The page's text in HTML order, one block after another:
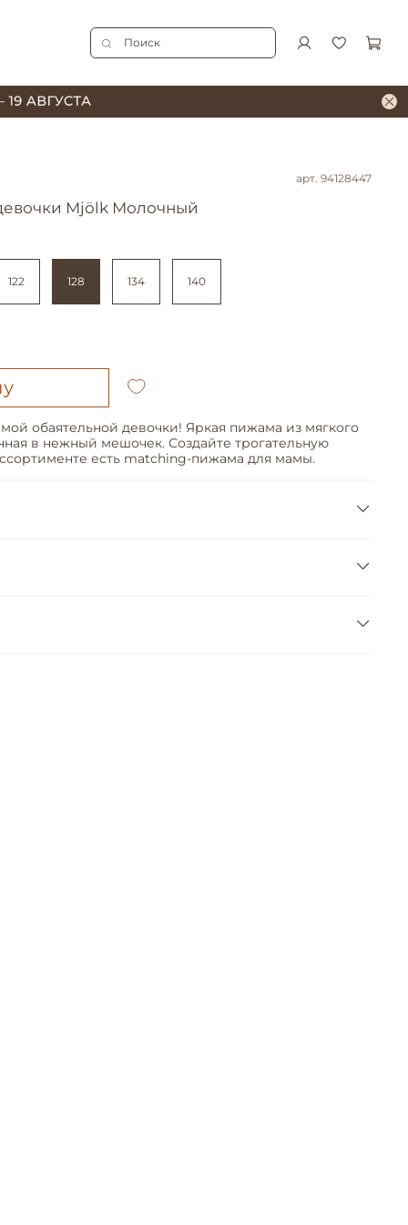
арт. 94128447
Mjölk Молочный
122 128 134 140
обаятельной девочки! Яркая пижама из мягкого
в нежный мешочек. Создайте трогательную
есть matching-пижама для мамы.